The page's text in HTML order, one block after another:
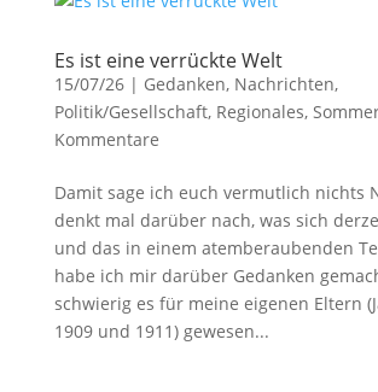
Es ist eine verrückte Welt
15/07/26| Gedanken, Nachrichten,
Politik/Gesellschaft, Regionales,
Kommentare
Damit sage ich euch vermutlich nichts
denkt mal darüber nach, was sich
und das in einem atemberaubenden
habe ich mir darüber Gedanken
schwierig es für meine eigenen Eltern
1909 und 1911) gewesen...